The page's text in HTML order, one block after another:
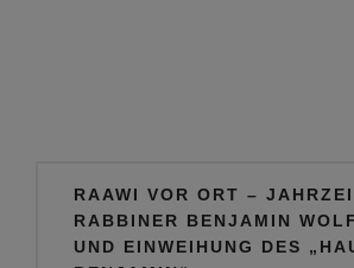
Beitragsnavigation
RAAWI VOR ORT –
RABBINER BENJAMIN
UND EINWEIHUNG DES
Tu be’Aw – das jüdische Fest